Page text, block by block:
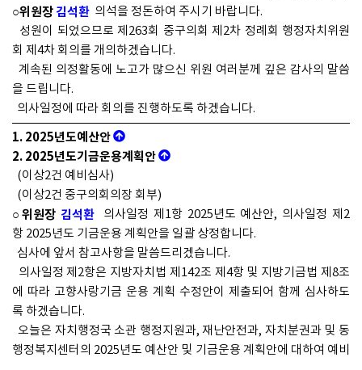
○위원장 김석환 의석을 정돈하여 주시기 바랍니다.
성원이 되었으므로 제263회 중구의회 제2차 정례회 행정자치위원
회 제4차 회의를 개의하겠습니다.
계속된 의정활동에 노고가 많으신 위원 여러분께 깊은 감사의 말씀
을 드립니다.
의사일정에 따라 회의를 진행하도록 하겠습니다.
1. 2025년도예산안
2. 2025년도기금운용계획안
(이상2건 예비심사)
(이상2건 중구의회의장 회부)
○위원장 김석환의사일정 제1항 2025년도 예산안, 의사일정 제2
항 2025년도 기금운용 계획안을 일괄 상정합니다.
심사에 앞서 참고사항을 말씀드리겠습니다.
의사일정 제2항은 지방자치법 제142조 제4항 및 지방기금법 제8조
에 따라 고향사랑기금 운용 계획 수정안이 제출되어 함께 심사하도
록 하겠습니다.
오늘은 자치행정국 소관 행정지원과, 재난안전과, 자치분권과 및 동
행정복지센터의 2025년도 예산안 및 기금운용 계획안에 대하여 예비